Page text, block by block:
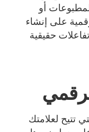
أو
على إنشاء
حقيقية
تتيح لعلامتك